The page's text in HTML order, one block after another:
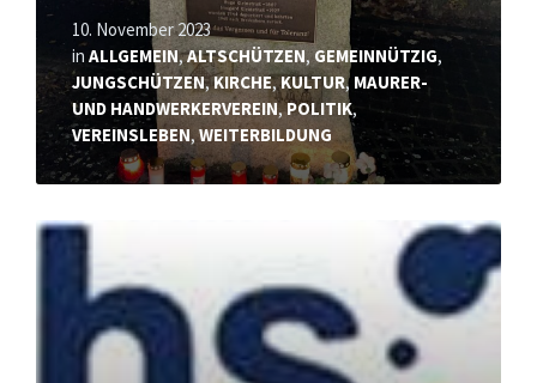
10. November 2023
in ALLGEMEIN,ALTSCHÜTZEN,GEMEINNÜTZIG,
JUNGSCHÜTZEN,KIRCHE,KULTUR, MAURER-
UND HANDWERKERVEREIN,POLITIK,
VEREINSLEBEN,WEITERBILDUNG
Mehr